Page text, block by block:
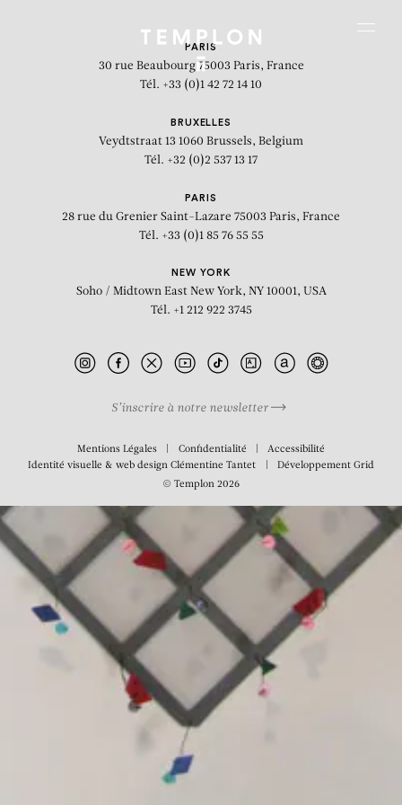
Peinture qui perle blanche n°3
PARIS
30 rue Beaubourg 75003 Paris, France
Tél. +33 (0)1 42 72 14 10
BRUXELLES
Veydtstraat 13 1060 Brussels, Belgium
Tél. +32 (0)2 537 13 17
PARIS
28 rue du Grenier Saint-Lazare 75003 Paris, France
Tél. +33 (0)1 85 76 55 55
NEW YORK
Soho / Midtown East New York, NY 10001, USA
Tél. +1 212 922 3745
S’inscrire à notre newsletter
Mentions Légales Confidentialité
Accessibilité
Identité visuelle & web designClémentine Tantet Développement Grid
© Templon 2026